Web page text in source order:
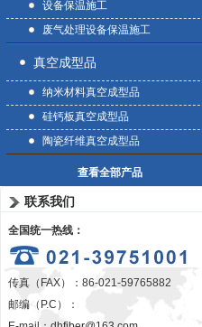
设备保温施工
废气处理设备保温施工
真空成型品
纳米材料真空成型品
硅钙板真空成型品
陶瓷纤维真空成型品
查看全部产品
联系我们
全国统一热线：
传真（FAX）：86-021-59765882
邮编（P.C）：